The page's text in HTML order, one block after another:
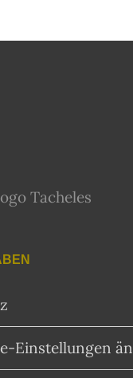
Einstellungen